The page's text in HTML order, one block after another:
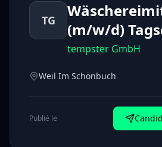
TG
(m/w/d)
tempster GmbH
Weil Im Schönbuch
Publié le